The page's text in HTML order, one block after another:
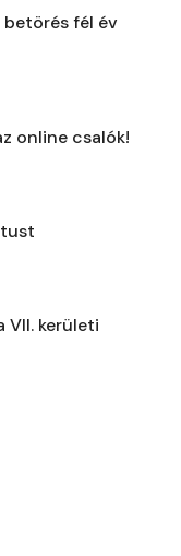
fél év
online csalók!
kerületi